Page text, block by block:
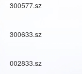
300577.sz
300633.sz
002833.sz